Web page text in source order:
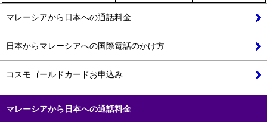
マレーシアから日本への通話料金
日本からマレーシアへの国際電話のかけ方
コスモゴールドカードお申込み
マレーシアから日本への通話料金